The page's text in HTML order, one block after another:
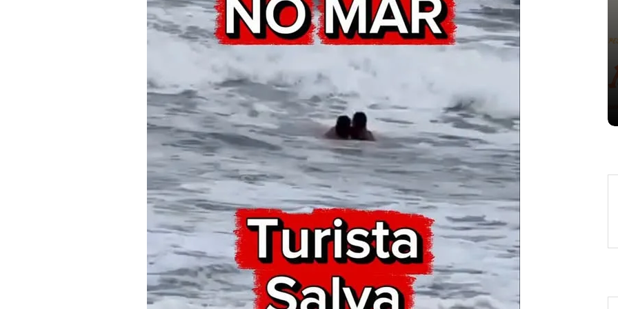
5 de agosto de 2026 0 227 words
Boteco do Camarão
Culinária Caiçara
Eventos em Ilhabela
Festival do Camarão
Gastronomia
Ilhabela
Litoral Norte Turismo
Em Expresso News
Ilhabela divulga grupos e
primeiros jogos do Campeonato
6 de agosto de 2026